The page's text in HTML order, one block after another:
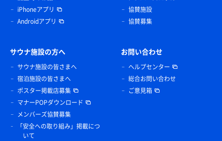
iPhoneアプリ
Androidアプリ
協賛施設
協賛募集
サウナ施設の方へ
サウナ施設の皆さまへ
宿泊施設の皆さまへ
ポスター掲載店募集
マナーPOPダウンロード
メンバーズ協賛募集
「安全への取り組み」掲載につ
いて
お問い合わせ
ヘルプセンター
総合お問い合わせ
ご意見箱